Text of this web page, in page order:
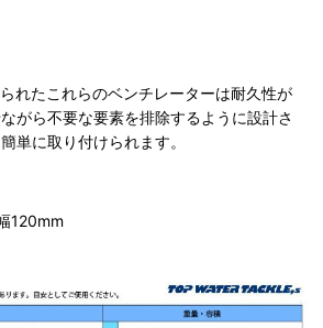
れたこれらのベンチレーターは耐久性が
がら不要な要素を排除するように設計さ
単に取り付けられます。
120mm